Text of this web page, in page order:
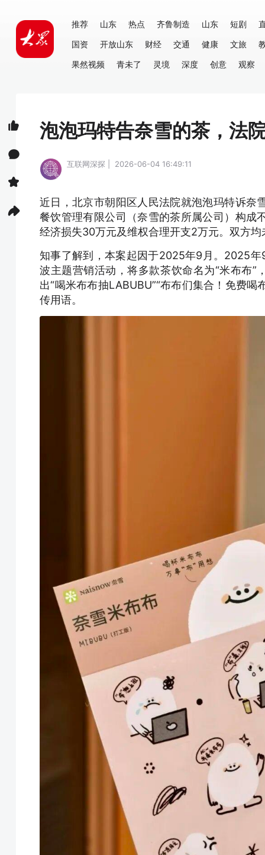
推荐 山东 热点 齐鲁制造 山东 短剧
国资
开放山东 财经 交通 健康 文旅
果然视频
青未了 灵境 深度 创意 观察
泡泡玛特告奈雪的茶，法
互联网深探 | 2026-06-04 16:49:11
近日，北京市朝阳区人民法院就泡泡玛特诉奈
餐饮管理有限公司（奈雪的茶所属公司）构成
经济损失30万元及维权合理开支2万元。双方
知事了解到，本案起因于2025年9月。2025
波主题营销活动，将多款茶饮命名为“米布布”
出“喝米布布抽LABUBU”“布布们集合！免费
传用语。